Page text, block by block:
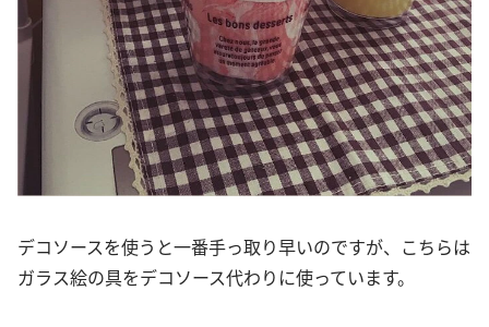
デコソースを使うと一番手っ取り早いのですが、こちらは
ガラス絵の具をデコソース代わりに使っています。